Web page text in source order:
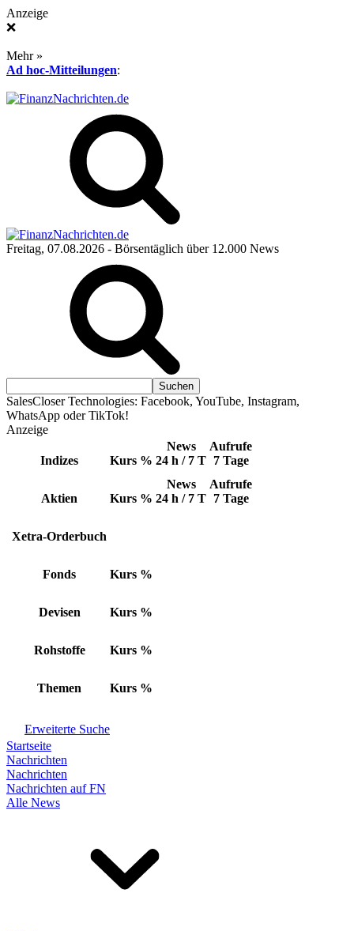
Anzeige
❌
Mehr »
Ad hoc-Mitteilungen:
Freitag, 07.08.2026 - Börsentäglich über 12.000 News
SalesCloser Technologies: Facebook, YouTube, Instagram,
WhatsApp oder TikTok!
Anzeige
Indizes Kurs %
News
24 h / 7 T
Aufrufe
7 Tage
Aktien Kurs %
News
24 h / 7 T
Aufrufe
7 Tage
Xetra-Orderbuch
Fonds Kurs %
Devisen Kurs %
Rohstoffe Kurs %
Themen Kurs %
Erweiterte Suche
Startseite
Nachrichten
Nachrichten
Nachrichten auf FN
Alle News